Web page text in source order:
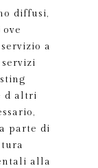
diffusi,
a
d altri
parte di
alla